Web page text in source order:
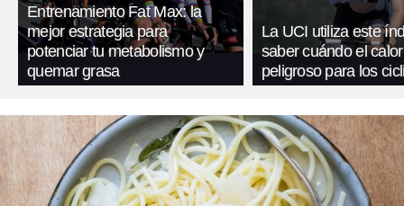
Entrenamiento Fat Max: la
mejor estrategia para
potenciar tu metabolismo y
quemar grasa
La UCI utiliza este
saber cuándo el
peligroso para los